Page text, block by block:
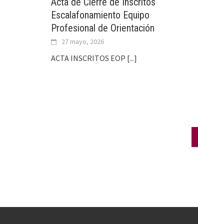
Escalafonamiento Equipo
Profesional de Orientación
27 mayo, 2026
ACTA INSCRITOS EOP [...]